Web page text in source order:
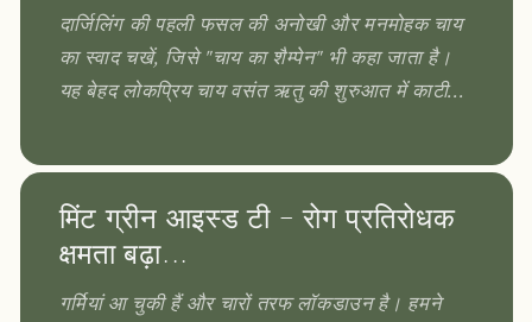
दार्जिलिंग की पहली फसल की अनोखी और मनमोहक चाय
का स्वाद चखें, जिसे "चाय का शैम्पेन" भी कहा जाता है।
यह बेहद लोकप्रिय चाय वसंत ऋतु की शुरुआत में काटी...
मिंट ग्रीन आइस्ड टी - रोग प्रतिरोधक
क्षमता बढ़ा...
गर्मियां आ चुकी हैं और चारों तरफ लॉकडाउन है। हमने